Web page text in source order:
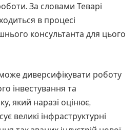
За словами Теварі
в процесі
консультанта для цього
диверсифікувати роботу
інвестування та
який наразі оцінює,
великі інфраструктурні